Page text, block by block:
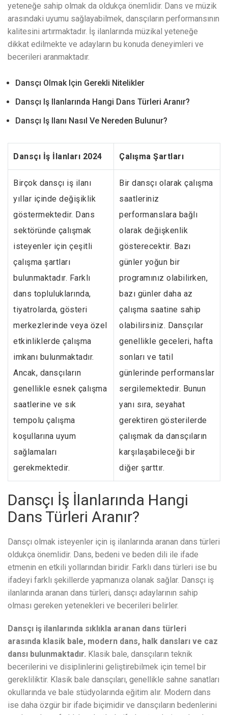
yeteneğe sahip olmak da oldukça önemlidir. Dans ve müzik
arasındaki uyumu sağlayabilmek, dansçıların performansının
kalitesini artırmaktadır. İş ilanlarında müzikal yeteneğe
dikkat edilmekte ve adayların bu konuda deneyimleri ve
becerileri aranmaktadır.
Dansçı Olmak Için Gerekli Nitelikler
Dansçı Iş Ilanlarında Hangi Dans Türleri Aranır?
Dansçı Iş Ilanı Nasıl Ve Nereden Bulunur?
Dansçı İş İlanları 2024 Çalışma Şartları
Birçok dansçı iş ilanı
yıllar içinde değişiklik
göstermektedir. Dans
sektöründe çalışmak
isteyenler için çeşitli
çalışma şartları
bulunmaktadır. Farklı
dans topluluklarında,
tiyatrolarda, gösteri
merkezlerinde veya özel
etkinliklerde çalışma
imkanı bulunmaktadır.
Ancak, dansçıların
genellikle esnek çalışma
saatlerine ve sık
tempolu çalışma
koşullarına uyum
sağlamaları
gerekmektedir.
Bir dansçı olarak çalışma
saatleriniz
performanslara bağlı
olarak değişkenlik
gösterecektir. Bazı
günler yoğun bir
programınız olabilirken,
bazı günler daha az
çalışma saatine sahip
olabilirsiniz. Dansçılar
genellikle geceleri, hafta
sonları ve tatil
günlerinde performanslar
sergilemektedir. Bunun
yanı sıra, seyahat
gerektiren gösterilerde
çalışmak da dansçıların
karşılaşabileceği bir
diğer şarttır.
Dansçı İş İlanlarında Hangi
Dans Türleri Aranır?
Dansçı olmak isteyenler için iş ilanlarında aranan dans türleri
oldukça önemlidir. Dans, bedeni ve beden dili ile ifade
etmenin en etkili yollarından biridir. Farklı dans türleri ise bu
ifadeyi farklı şekillerde yapmanıza olanak sağlar. Dansçı iş
ilanlarında aranan dans türleri, dansçı adaylarının sahip
olması gereken yetenekleri ve becerileri belirler.
Dansçı iş ilanlarında sıklıkla aranan dans türleri
arasında klasik bale, modern dans, halk dansları ve caz
dansı bulunmaktadır. Klasik bale, dansçıların teknik
becerilerini ve disiplinlerini geliştirebilmek için temel bir
gerekliliktir. Klasik bale dansçıları, genellikle sahne sanatları
okullarında ve bale stüdyolarında eğitim alır. Modern dans
ise daha özgür bir ifade biçimidir ve dansçıların bedenlerini